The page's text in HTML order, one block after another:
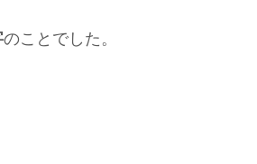
のことでした。